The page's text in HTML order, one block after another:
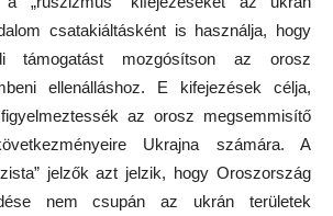
csatakiáltásként is használja, hogy
támogatást mozgósítson az orosz
ellenálláshoz. E kifejezések célja,
az orosz megsemmisítő
Ukrajna számára. A
jelzők azt jelzik, hogy Oroszország
nem csupán az ukrán területek